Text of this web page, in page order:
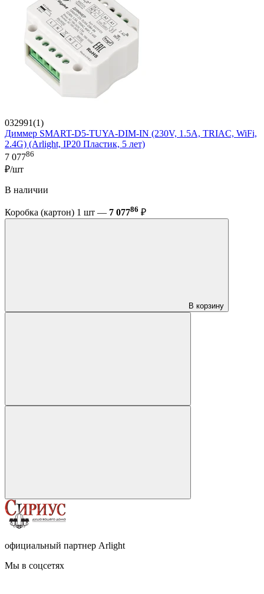
032991(1)
Диммер SMART-D5-TUYA-DIM-IN (230V, 1.5A, TRIAC, WiFi,
2.4G) (Arlight, IP20 Пластик, 5 лет)
7 07786
₽/шт
В наличии
Коробка (картон) 1 шт — 7 07786 ₽
В корзину
официальный партнер Arlight
Мы в соцсетях